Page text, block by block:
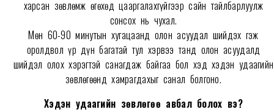
харсан зөвлөмж өгөхөд цааргалахгүйгээр сайн тайлбарлуулж
сонсох нь чухал.
Мөн 60-90 минутын хугацаанд олон асуудал шийдэх гэж
оролдвол үр дүн багатай тул хэрвээ танд олон асуудалд
шийдэл олох хэрэгтэй санагдаж байгаа бол хэд хэдэн удаагийн
зөвлөгөөнд хамрагдахыг санал болгоно.
Хэдэн удаагийн зөвлөгөө авбал болох вэ?